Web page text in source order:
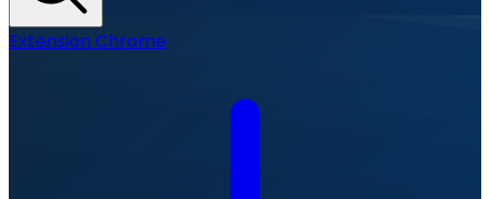
Extension Chrome